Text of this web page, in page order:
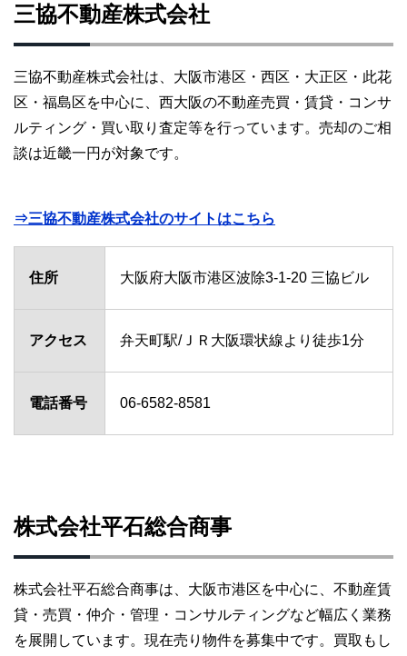
三協不動産株式会社
三協不動産株式会社は、大阪市港区・西区・大正区・此花
区・福島区を中心に、西大阪の不動産売買・賃貸・コンサ
ルティング・買い取り査定等を行っています。売却のご相
談は近畿一円が対象です。
⇒三協不動産株式会社のサイトはこちら
住所 大阪府大阪市港区波除3-1-20 三協ビル
アクセス 弁天町駅/ＪＲ大阪環状線より徒歩1分
電話番号 06-6582-8581
株式会社平石総合商事
株式会社平石総合商事は、大阪市港区を中心に、不動産賃
貸・売買・仲介・管理・コンサルティングなど幅広く業務
を展開しています。現在売り物件を募集中です。買取もし